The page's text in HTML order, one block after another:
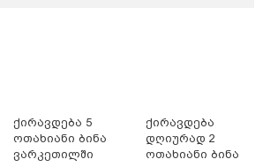
წარუდგინეს
ქირავდება 5
ოთახიანი ბინა
ვარკეთილში
ქირავდება
დღიურად 2
ოთახიანი ბინა